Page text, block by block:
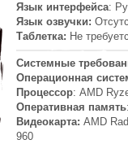
Язык интерфейса:
Язык озвучки:
Таблетка: Не
Системные
Операционная
Процессор: AMD
Оперативная память
Видеокарта: AMD
960